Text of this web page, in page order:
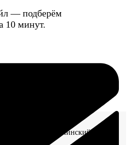
— подберём
10 минут.
Воронеж, пр-кт Ленинский, д. 221